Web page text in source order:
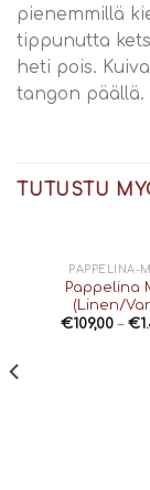
pienemmillä
tippunutta
heti pois.
tangon päällä.
TUTUSTU
PAPPELINA-
Pappelina
(Linen/
€109,00– €